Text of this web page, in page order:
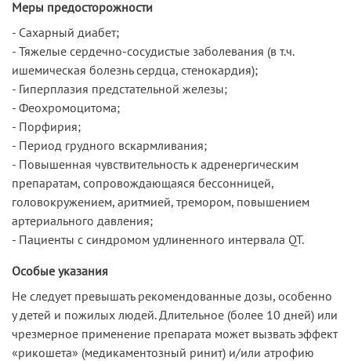
Меры предосторожности
- Сахарный диабет;
- Тяжелые сердечно-сосудистые заболевания (в т.ч.
ишемическая болезнь сердца, стенокардия);
- Гиперплазия предстательной железы;
- Феохромоцитома;
- Порфирия;
- Период грудного вскармливания;
- Повышенная чувствительность к адренергическим
препаратам, сопровождающаяся бессонницей,
головокружением, аритмией, тремором, повышением
артериального давления;
- Пациенты с синдромом удлиненного интервала QT.
Особые указания
Не следует превышать рекомендованные дозы, особенно
у детей и пожилых людей. Длительное (более 10 дней) или
чрезмерное применение препарата может вызвать эффект
«рикошета» (медикаментозный ринит) и/или атрофию